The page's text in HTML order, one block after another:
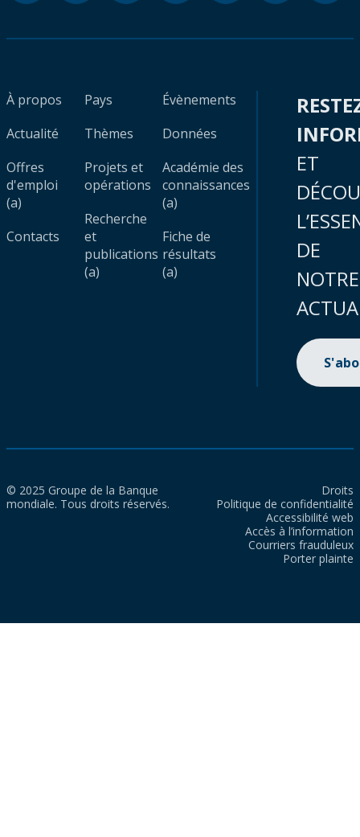
À propos
Actualité
Offres
d'emploi
(a)
Contacts
Pays
Thèmes
Projets et
opérations
Recherche
et
publications
(a)
Évènements
Données
Académie des
connaissances
(a)
Fiche de
résultats
(a)
ET
DE
NOTRE
© 2025 Groupe de la Banque
mondiale. Tous droits réservés.
Droits
Politique de confidentialité
Accessibilité web
Accès à l’information
Courriers frauduleux
Porter plainte